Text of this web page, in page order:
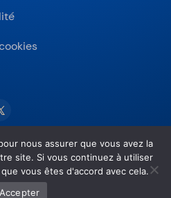
Bitnovo.com
nous assurer que vous avez la
site. Si vous continuez à utiliser
vous êtes d'accord avec cela.
Accepter